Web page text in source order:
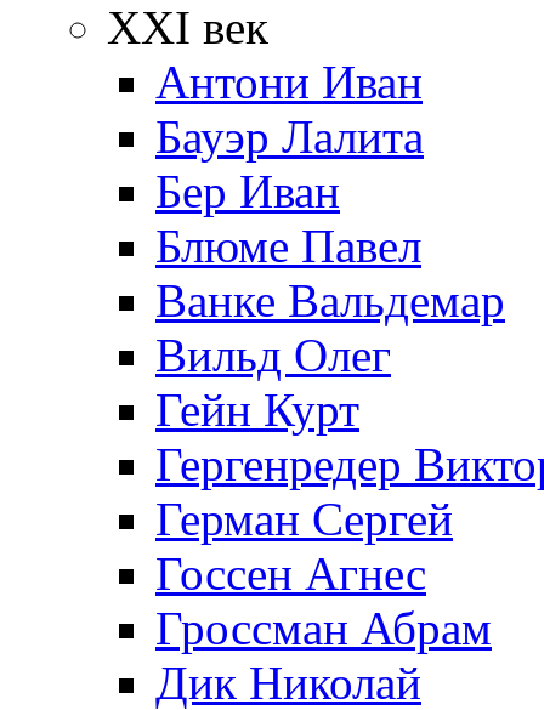
XXI век
Антони Иван
Бауэр Лалита
Бер Иван
Блюме Павел
Ванке Вальдемар
Вильд Олег
Гейн Курт
Гергенредер
Герман Сергей
Госсен Агнес
Гроссман Абрам
Дик Николай